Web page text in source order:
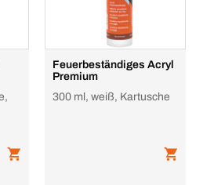
Feuerbeständiges Acryl
Premium
300 ml, weiß, Kartusche